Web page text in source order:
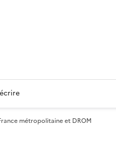
métropolitaine et DROM